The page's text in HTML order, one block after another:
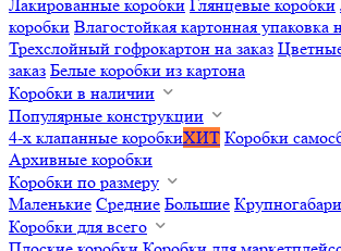
Лакированные коробки Глянцевые коробки
коробки Влагостойкая картонная упаковка
Трехслойный гофрокартон на заказ
заказ Белые коробки из картона
Коробки в наличии
Популярные конструкции
4-х клапанные коробкиХИТ Коробки
Архивные коробки
Коробки по размеру
Маленькие Средние Большие
Коробки для всего